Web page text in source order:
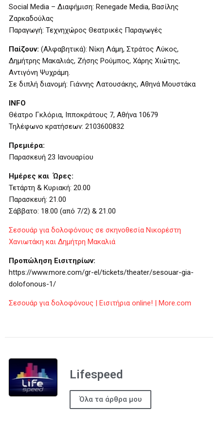
Social Media – Διαφήμιση: Renegade Media, Βασίλης
Ζαρκαδούλας
Παραγωγή: Τεχνηχώρος Θεατρικές Παραγωγές
Παίζουν: (Αλφαβητικά): Νίκη Λάμη, Στράτος Λύκος,
Δημήτρης Μακαλιάς, Ζήσης Ρούμπος, Χάρης Χιώτης,
Αντιγόνη Ψυχράμη.
Σε διπλή διανομή: Γιάννης Λατουσάκης, Αθηνά Μουστάκα
INFO
Θέατρο Γκλόρια, Ιπποκράτους 7, Αθήνα 10679
Τηλέφωνο κρατήσεων: 2103600832
Πρεμιέρα:
Παρασκευή 23 Ιανουαρίου
Ημέρες και Ώρες:
Τετάρτη & Κυριακή: 20.00
Παρασκευή: 21.00
Σάββατο: 18.00 (από 7/2) & 21.00
Σεσουάρ για δολοφόνους σε σκηνοθεσία Νικορέστη
Χανιωτάκη και Δημήτρη Μακαλιά
Προπώληση Εισιτηρίων:
https://www.more.com/gr-el/tickets/theater/sesouar-gia-
dolofonous-1/
Σεσουάρ για δολοφόνους | Εισιτήρια online! | More.com
Lifespeed
Όλα τα άρθρα μου